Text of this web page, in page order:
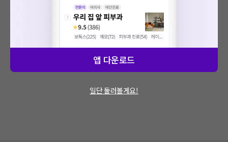
새로운 포스트 준비 중에 있어요!
앱 다운로드
일단 둘러볼게요!